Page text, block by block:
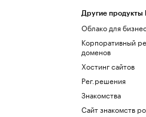
Другие продукты
Облако для
Корпоративный
доменов
Хостинг сайтов
Рег.решения
Знакомства
Сайт знакомств